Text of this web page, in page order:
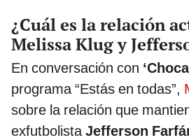
¿Cuál es la relación
Melissa Klug y
En conversación con
programa “Estás en todas”,
sobre la relación que
exfutbolistaJefferson